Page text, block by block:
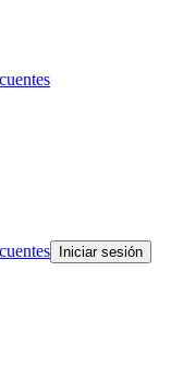
Iniciar sesión